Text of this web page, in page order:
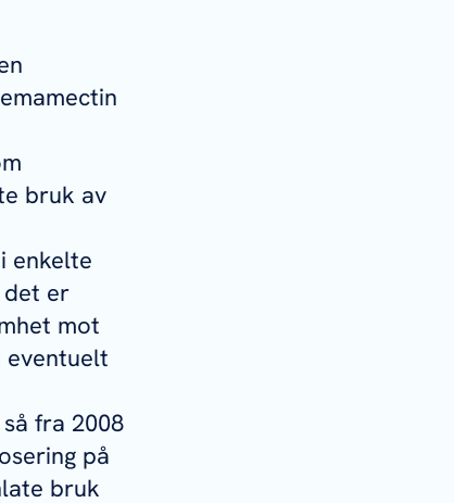
bruk av
enkelte
er
mot
eventuelt
fra 2008
på
bruk